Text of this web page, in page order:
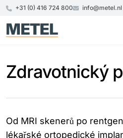
+31 (0) 416 724 800 info@metel.nl
Zdravotnický
Od MRI skenerů po
lékařské ortopedické